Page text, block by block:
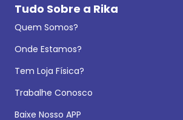
Tudo Sobre a Rika
Quem Somos?
Onde Estamos?
Tem Loja Física?
Trabalhe Conosco
Baixe Nosso APP